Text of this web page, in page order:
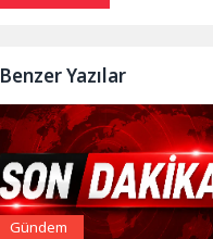
Benzer Yazılar
Gündem